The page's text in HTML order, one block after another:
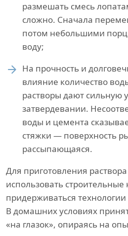
размешать смесь
сложно. Сначала
потом небольшими
воду;
На прочность и
влияние количество
растворы дают сильную
затвердевании.
воды и цемента
стяжки — поверхность
рассыпающаяся.
Для приготовления
использовать
придерживаться
В домашних условиях
«на глазок», опираясь на